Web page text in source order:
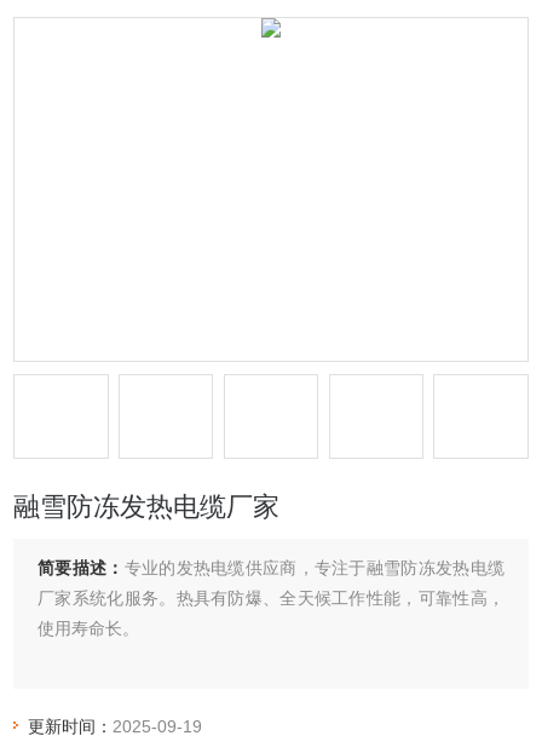
融雪防冻发热电缆厂家
简要描述： 专业的发热电缆供应商，专注于融雪防冻发热电缆
厂家系统化服务。热具有防爆、全天候工作性能，可靠性高，
使用寿命长。
更新时间： 2025-09-19